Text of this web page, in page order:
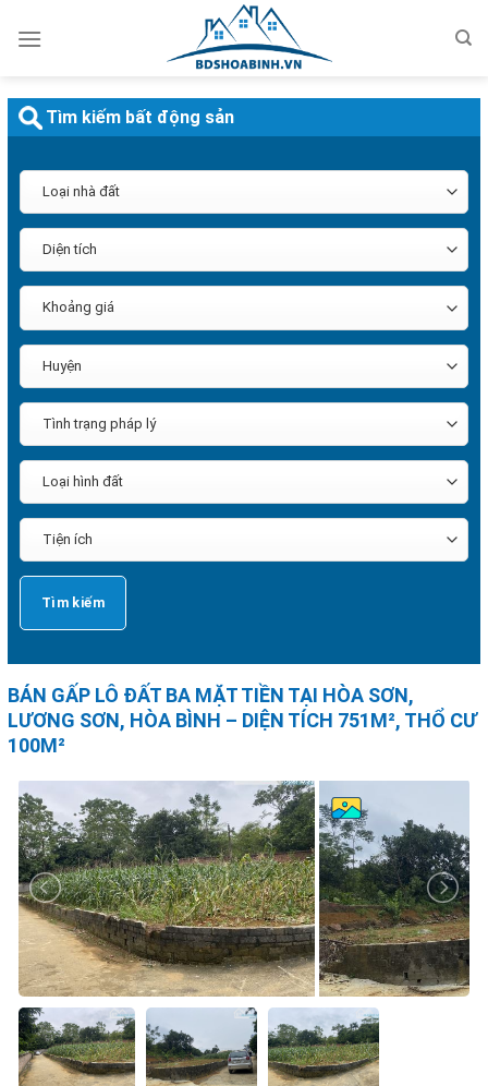
qua
dung
BÁN GẤP LÔ ĐẤT BA MẶT TIỀN TẠI HÒA SƠN,
LƯƠNG SƠN, HÒA BÌNH – DIỆN TÍCH 751M², THỔ CƯ
100M²
Tìm kiếm bất động sản